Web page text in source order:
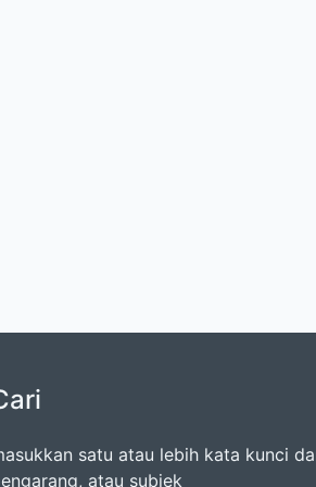
satu atau lebih kata kunci
atau subjek